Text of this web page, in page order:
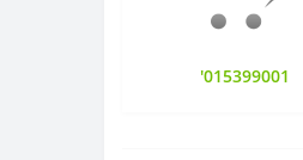
'015399001